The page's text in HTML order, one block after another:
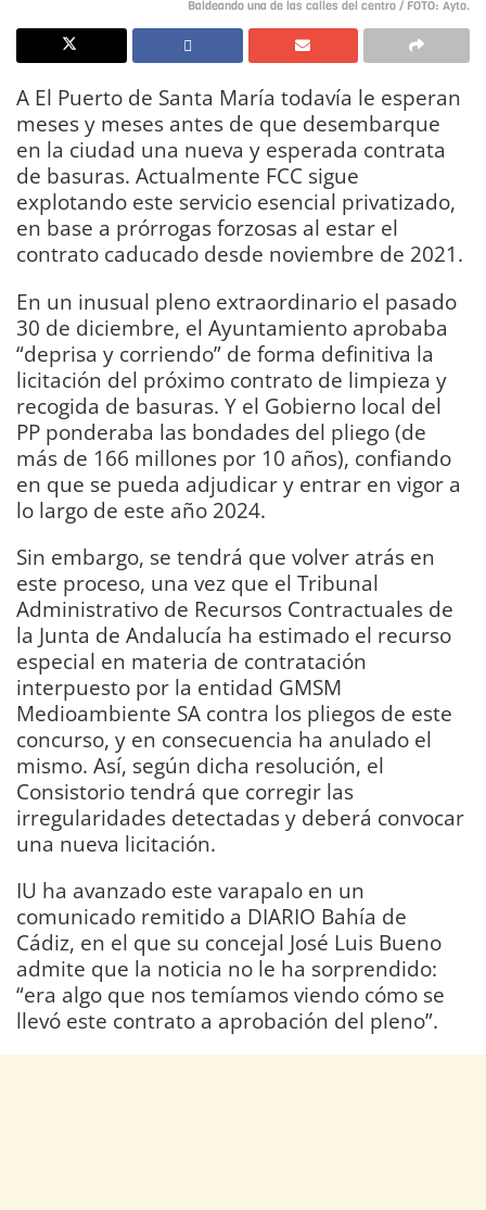
Baldeando una de las calles del centro / FOTO: Ayto.
A El Puerto de Santa María todavía le esperan
meses y meses antes de que desembarque
en la ciudad una nueva y esperada contrata
de basuras. Actualmente FCC sigue
explotando este servicio esencial privatizado,
en base a prórrogas forzosas al estar el
contrato caducado desde noviembre de 2021.
En un inusual pleno extraordinario el pasado
30 de diciembre, el Ayuntamiento aprobaba
“deprisa y corriendo” de forma definitiva la
licitación del próximo contrato de limpieza y
recogida de basuras. Y el Gobierno local del
PP ponderaba las bondades del pliego (de
más de 166 millones por 10 años), confiando
en que se pueda adjudicar y entrar en vigor a
lo largo de este año 2024.
Sin embargo, se tendrá que volver atrás en
este proceso, una vez que el Tribunal
Administrativo de Recursos Contractuales de
la Junta de Andalucía ha estimado el recurso
especial en materia de contratación
interpuesto por la entidad GMSM
Medioambiente SA contra los pliegos de este
concurso, y en consecuencia ha anulado el
mismo. Así, según dicha resolución, el
Consistorio tendrá que corregir las
irregularidades detectadas y deberá convocar
una nueva licitación.
IU ha avanzado este varapalo en un
comunicado remitido a DIARIO Bahía de
Cádiz, en el que su concejal José Luis Bueno
admite que la noticia no le ha sorprendido:
“era algo que nos temíamos viendo cómo se
llevó este contrato a aprobación del pleno”.